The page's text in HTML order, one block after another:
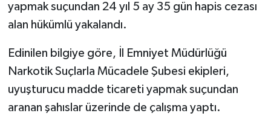
yapmak suçundan 24 yıl 5 ay 35 gün hapis cezası
alan hükümlü yakalandı.
Edinilen bilgiye göre, İl Emniyet Müdürlüğü
Narkotik Suçlarla Mücadele Şubesi ekipleri,
uyuşturucu madde ticareti yapmak suçundan
aranan şahıslar üzerinde de çalışma yaptı.